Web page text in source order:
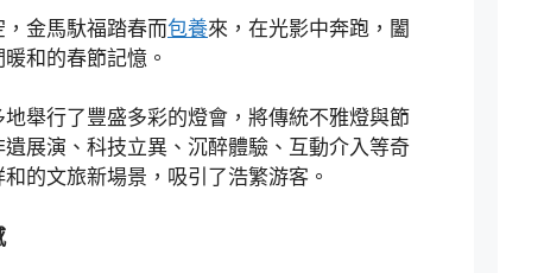
金馬馱福踏春而包養來，在光影中奔跑，闔
和的春節記憶。
舉行了豐盛多彩的燈會，將傳統不雅燈與節
展演、科技立異、沉醉體驗、互動介入等奇
的文旅新場景，吸引了浩繁游客。